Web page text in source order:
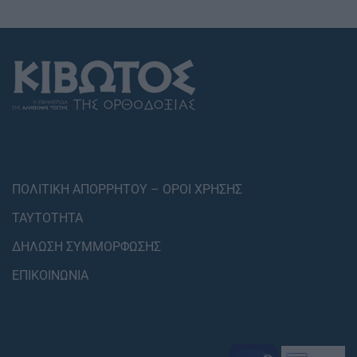
ΠΟΛΙΤΙΚΗ ΑΠΟΡΡΗΤΟΥ – ΟΡΟΙ ΧΡΗΣΗΣ
ΤΑΥΤΟΤΗΤΑ
ΔΗΛΩΣΗ ΣΥΜΜΟΡΦΩΣΗΣ
ΕΠΙΚΟΙΝΩΝΙΑ